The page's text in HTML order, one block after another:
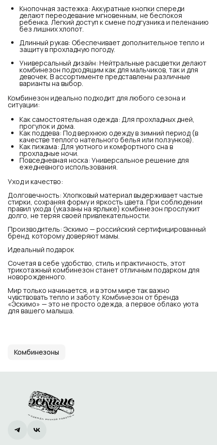
Кнопочная застежка: Аккуратные кнопки спереди
делают переодевание мгновенным, не беспокоя
ребенка. Легкий доступ к смене подгузника и пеленанию
без лишних хлопот.
Длинный рукав: Обеспечивает дополнительное тепло и
защиту в прохладную погоду.
Универсальный дизайн: Нейтральные расцветки делают
комбинезон подходящим как для мальчиков, так и для
девочек. В ассортименте представлены различные
варианты на выбор.
Комбинезон идеально подходит для любого сезона и
ситуации:
Как самостоятельная одежда: Для прохладных дней,
прогулок и дома.
Как поддева: Под верхнюю одежду в зимний период (в
качестве теплого нательного белья или ползунков).
Как пижама: Для уютного и комфортного сна в
прохладные ночи.
Повседневная носка: Универсальное решение для
ежедневного использования.
Уход и качество:
Долговечность: Хлопковый материал выдерживает частые
стирки, сохраняя форму и яркость цвета. При соблюдении
правил ухода (указаны на ярлыке) комбинезон прослужит
долго, не теряя своей привлекательности.
Производитель: Эскимо — российский сертифицированный
бренд, которому доверяют мамы.
Идеальный подарок
Сочетая в себе удобство, стиль и практичность, этот
трикотажный комбинезон станет отличным подарком для
новорожденного.
Мир только начинается, и в этом мире так важно
чувствовать тепло и заботу. Комбинезон от бренда
«Эскимо» — это не просто одежда, а первое облако уюта
для вашего малыша.
Комбинезоны